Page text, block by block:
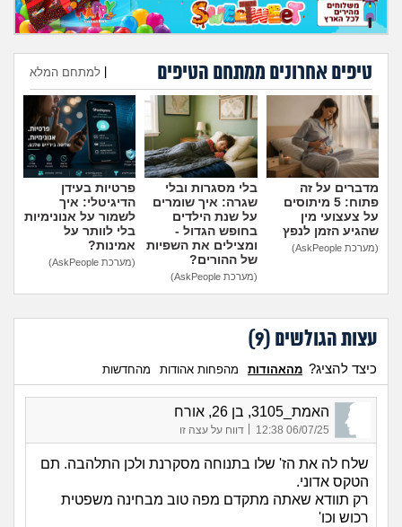
טיפים אחרונים ממתחם הטיפים למתחם המלא
הוספת טיפ
מדברים על זה
פתוח: 5 מיתוסים
על צעצועי מין
שהגיע הזמן לנפץ
(מערכת AskPeople)
בלי מסגרות ובלי
שגרה: איך שומרים
על שנת הילדים
בחופש הגדול -
ומצילים את השפיות
של ההורים?
(מערכת AskPeople)
פרטיות בעידן
הדיגיטלי: איך
לשמור על אנונימיות
בלי לוותר על
אמינות?
(מערכת AskPeople)
עצות הגולשים (9
)
כיצד להציג? מהאהודות מהפחות אהודות מהחדשות
האמת_3105, בן 26, אורח
06/07/25 12:38 דווח על עצה זו
שלח לה את הז' שלו בתנוחה מסקרנת ולכן התלהבה. תם
הטקס אדוני.
רק תוודא שאתה מתקדם מפה טוב מבחינה משפטית
רכוש וכו'